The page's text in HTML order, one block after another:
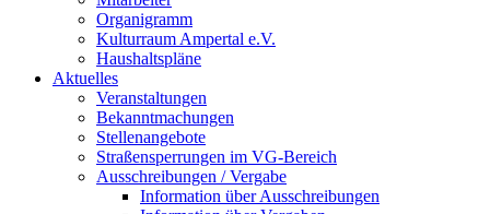
Organigramm
Kulturraum Ampertal e.V.
Haushaltspläne
Aktuelles
Veranstaltungen
Bekanntmachungen
Stellenangebote
Straßensperrungen im VG-Bereich
Ausschreibungen / Vergabe
Information über Ausschreibungen